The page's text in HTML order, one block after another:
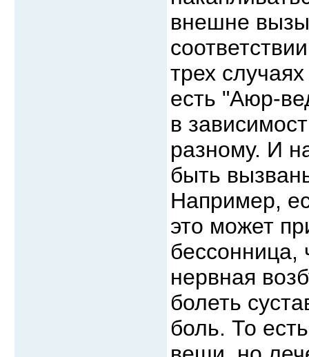
внешне
трех
есть "Аюр-
в
разному. И
быть
Например,
это может
бессонница,
нервная
болеть
боль. То